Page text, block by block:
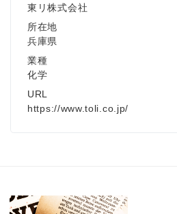
東リ株式会社
所在地
兵庫県
業種
化学
URL
https://www.toli.co.jp/